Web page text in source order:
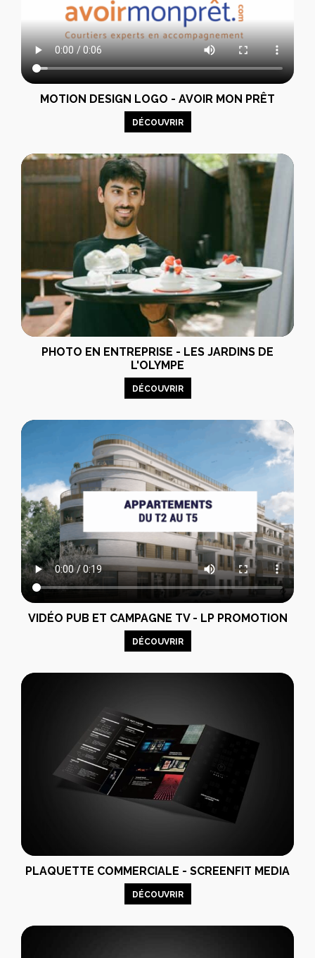
MOTION DESIGN LOGO - AVOIR MON PRÊT
DÉCOUVRIR
PHOTO EN ENTREPRISE - LES JARDINS DE
L'OLYMPE
DÉCOUVRIR
VIDÉO PUB ET CAMPAGNE TV - LP PROMOTION
DÉCOUVRIR
PLAQUETTE COMMERCIALE - SCREENFIT MEDIA
DÉCOUVRIR